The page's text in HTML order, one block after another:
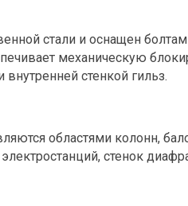
стали и оснащен
механическую
стенкой гильз.
областями колонн,
стенок